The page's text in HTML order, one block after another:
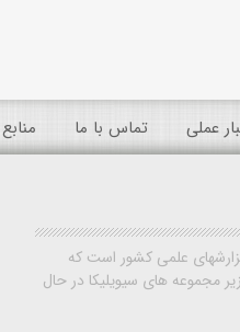
عملی تماس با ما منابع
علمی کشور است که
مجموعه های سیویلیکا در حال